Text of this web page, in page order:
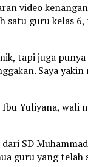
video
satu guru kelas
tapi juga
Saya
Yuliyana, wali
SD
guru yang telah